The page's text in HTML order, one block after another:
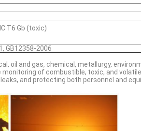
T6 Gb (toxic)
GB12358-2006
oil and gas, chemical, metallurgy,
of combustible, toxic, and
and protecting both personnel and